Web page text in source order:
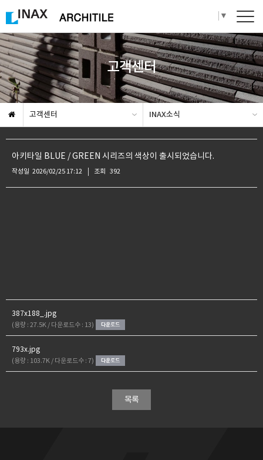
▼
고객센터
고객센터 INAX소식
아키타일 BLUE / GREEN 시리즈의 색상이 출시되었습니다.
작성일 2026/02/25 17:12 조회 392
387x188_.jpg
(용량 : 27.5K / 다운로드수 : 13)
793x.jpg
(용량 : 103.7K / 다운로드수 : 7)
목록